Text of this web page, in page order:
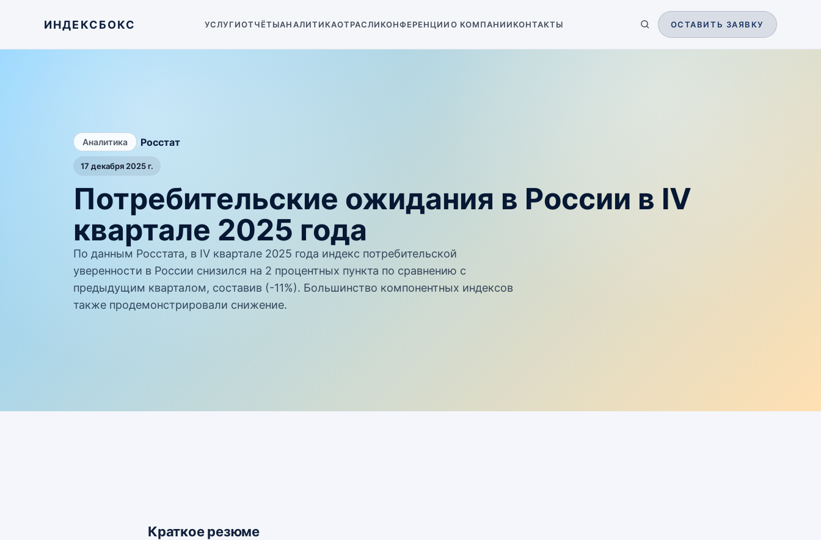
ИНДЕКСБОКС УСЛУГИОТЧЁТЫАНАЛИТИКАОТРАСЛИКОНФЕРЕНЦИИО КОМПАНИИКОНТАКТЫ ОСТАВИТЬ ЗАЯВКУ
Аналитика /Росстат
17 декабря 2025 г.
Потребительские ожидания в России в IV
квартале 2025 года
По данным Росстата, в IV квартале 2025 года индекс потребительской
уверенности в России снизился на 2 процентных пункта по сравнению с
предыдущим кварталом, составив (-11%). Большинство компонентных индексов
также продемонстрировали снижение.
Краткое резюме